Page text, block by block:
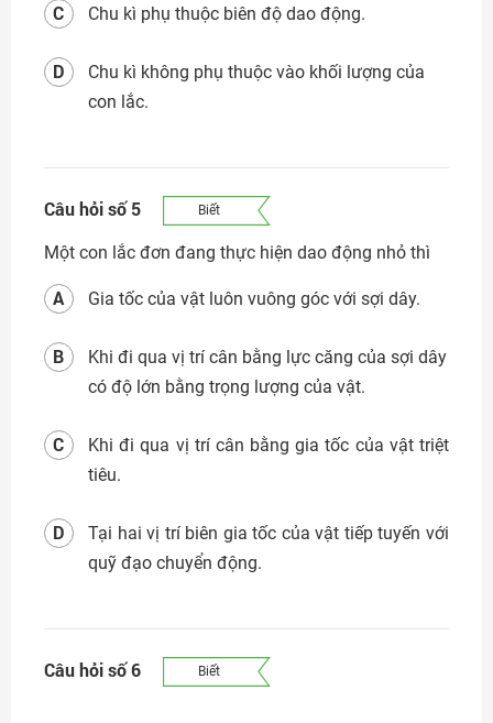
Chu kì phụ thuộc biên độ dao động.
C
Chu kì không phụ thuộc vào khối lượng của
con lắc.
D
Câu hỏi số 5 Biết
Một con lắc đơn đang thực hiện dao động nhỏ thì
Gia tốc của vật luôn vuông góc với sợi dây.
A
Khi đi qua vị trí cân bằng lực căng của sợi dây
có độ lớn bằng trọng lượng của vật.
B
Khi đi qua vị trí cân bằng gia tốc của vật triệt
tiêu.
C
Tại hai vị trí biên gia tốc của vật tiếp tuyến với
quỹ đạo chuyển động.
D
Câu hỏi số 6 Biết